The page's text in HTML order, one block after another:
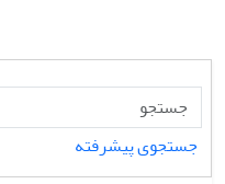
جستجوی پیشرفته